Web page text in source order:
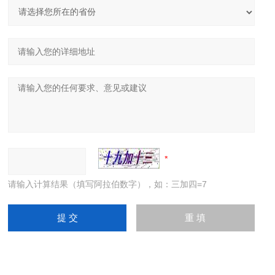
请输入计算结果（填写阿拉伯数字），如：三加四=7